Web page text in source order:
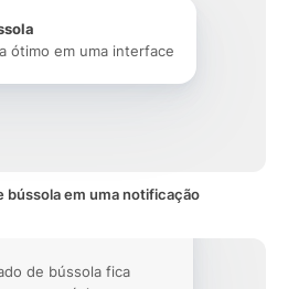
ótimo em uma interface
bússola em uma notificação
de bússola fica